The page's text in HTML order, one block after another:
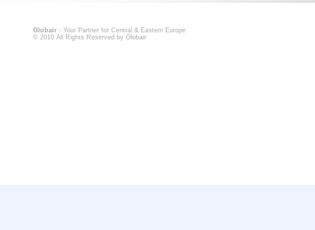
Globair - Your Partner for Central & Eastern Europe
© 2010 All Rights Reserved by Globair